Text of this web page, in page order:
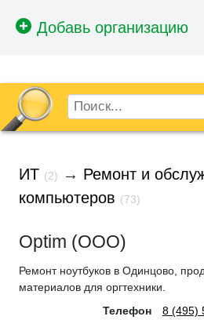
ИТ (2) → Ремонт и
компьютеров (73)
Optim (ООО)
Ремонт ноутбуков в Одинцово,
материалов для оргтехники.
Телефон
8 (495)